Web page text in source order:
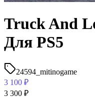
Truck And
Для PS5
24594_mitinogame
3 100 ₽
3 300 ₽